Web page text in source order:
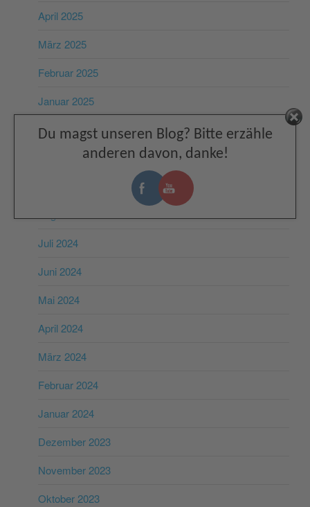
April 2025
März 2025
Februar 2025
Januar 2025
Dezember 2024
November 2024
August 2024
Juli 2024
Juni 2024
Mai 2024
April 2024
März 2024
Februar 2024
Januar 2024
Dezember 2023
November 2023
Oktober 2023
Du magst unseren Blog? Bitte erzähle
anderen davon, danke!
Facebook